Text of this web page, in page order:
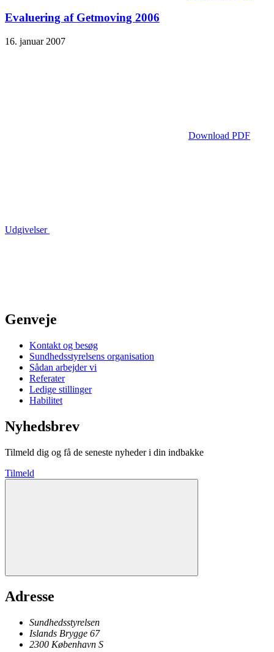
Evaluering af Getmoving 2006
16. januar 2007
Download PDF
Udgivelser
Genveje
Kontakt og besøg
Sundhedsstyrelsens organisation
Sådan arbejder vi
Referater
Ledige stillinger
Habilitet
Nyhedsbrev
Tilmeld dig og få de seneste nyheder i din indbakke
Tilmeld
Adresse
Sundhedsstyrelsen
Islands Brygge 67
2300 København S